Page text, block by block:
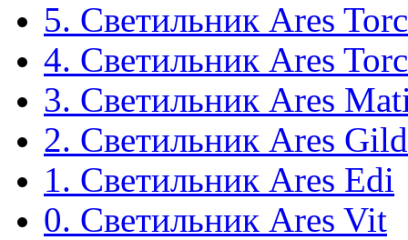
5. Светильник Ares
4. Светильник Ares
3. Светильник Ares
2. Светильник Ares
1. Светильник Ares Edi
0. Светильник Ares Vit